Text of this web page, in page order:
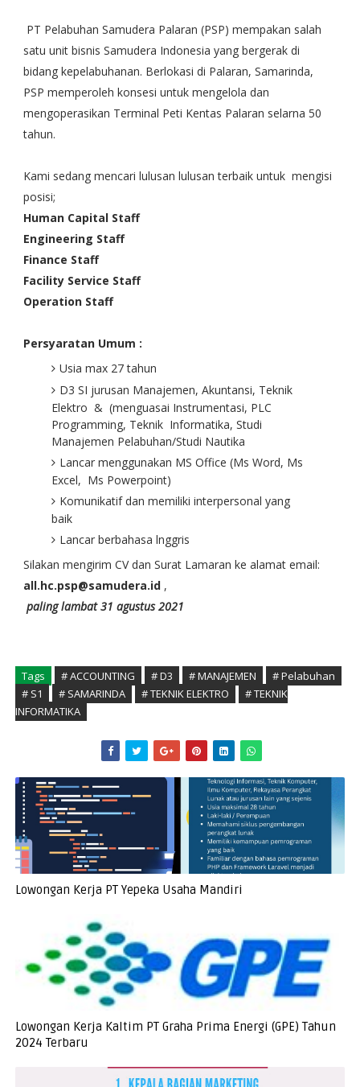
PT Pelabuhan Samudera Palaran (PSP) mempakan salah
satu unit bisnis Samudera Indonesia yang bergerak di
bidang kepelabuhanan. Berlokasi di Palaran, Samarinda,
PSP memperoleh konsesi untuk mengelola dan
mengoperasikan Terminal Peti Kentas Palaran selarna 50
tahun.
Kami sedang mencari lulusan lulusan terbaik untuk mengisi
posisi;
Human Capital Staff
Engineering Staff
Finance Staff
Facility Service Staff
Operation Staff
Persyaratan Umum :
Usia max 27 tahun
D3 SI jurusan Manajemen, Akuntansi, Teknik
Elektro & (menguasai Instrumentasi, PLC
Programming, Teknik Informatika, Studi
Manajemen Pelabuhan/Studi Nautika
Lancar menggunakan MS Office (Ms Word, Ms
Excel, Ms Powerpoint)
Komunikatif dan memiliki interpersonal yang
baik
Lancar berbahasa lnggris
Silakan mengirim CV dan Surat Lamaran ke alamat email:
all.hc.psp@samudera.id ,
paling lambat 31 agustus 2021
Tags # ACCOUNTING # D3 # MANAJEMEN
# Pelabuhan
# S1
# SAMARINDA # TEKNIK ELEKTRO
# TEKNIK
INFORMATIKA
Lowongan Kerja PT Yepeka Usaha Mandiri
Lowongan Kerja Kaltim PT Graha Prima Energi (GPE) Tahun
2024 Terbaru